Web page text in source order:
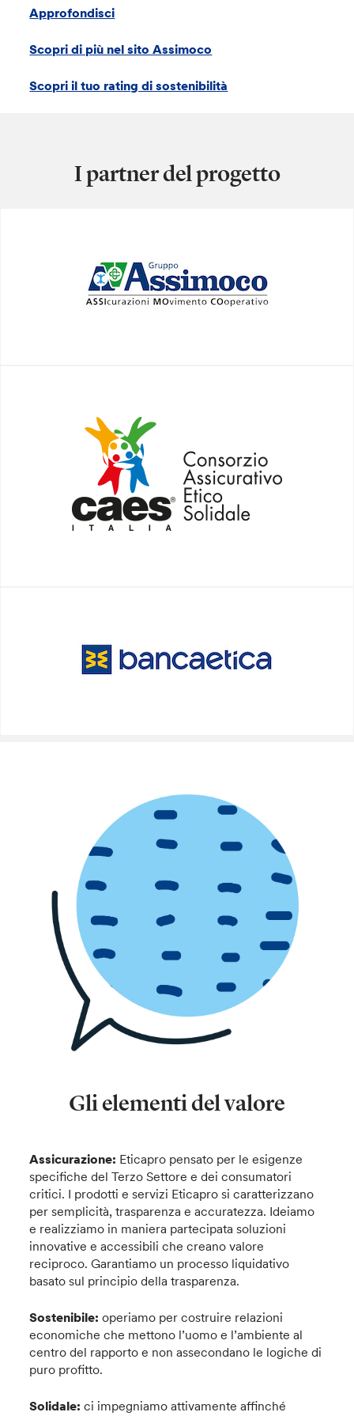
Approfondisci
Scopri di più nel sito Assimoco
Scopri il tuo rating di sostenibilità
I partner del progetto
Gli elementi del valore
Assicurazione: Eticapro pensato per le esigenze
specifiche del Terzo Settore e dei consumatori
critici. I prodotti e servizi Eticapro si caratterizzano
per semplicità, trasparenza e accuratezza. Ideiamo
e realizziamo in maniera partecipata soluzioni
innovative e accessibili che creano valore
reciproco. Garantiamo un processo liquidativo
basato sul principio della trasparenza.
Sostenibile: operiamo per costruire relazioni
economiche che mettono l’uomo e l’ambiente al
centro del rapporto e non assecondano le logiche di
puro profitto.
Solidale: ci impegniamo attivamente affinché